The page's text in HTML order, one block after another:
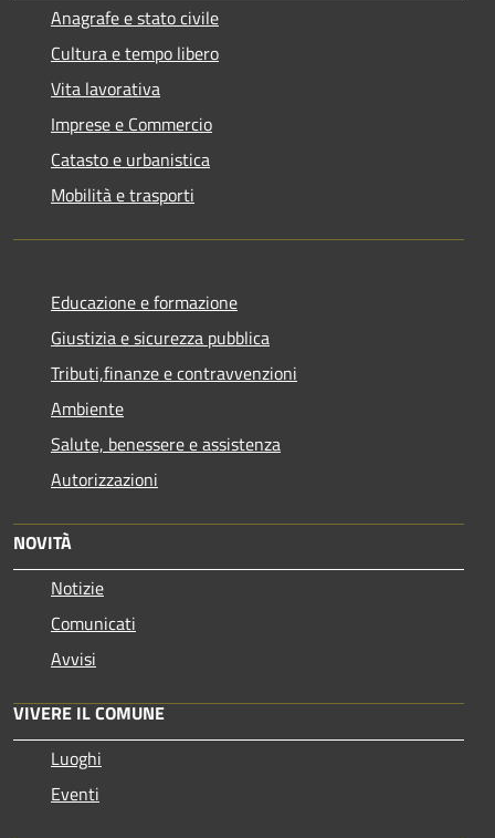
Anagrafe e stato civile
Cultura e tempo libero
Vita lavorativa
Imprese e Commercio
Catasto e urbanistica
Mobilità e trasporti
Educazione e formazione
Giustizia e sicurezza pubblica
Tributi,finanze e contravvenzioni
Ambiente
Salute, benessere e assistenza
Autorizzazioni
NOVITÀ
Notizie
Comunicati
Avvisi
VIVERE IL COMUNE
Luoghi
Eventi